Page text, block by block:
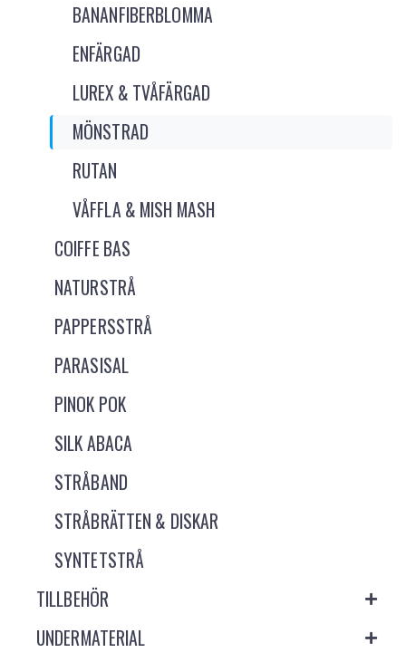
BANANFIBERBLOMMA
ENFÄRGAD
LUREX & TVÅFÄRGAD
MÖNSTRAD
RUTAN
VÅFFLA & MISH MASH
COIFFE BAS
NATURSTRÅ
PAPPERSSTRÅ
PARASISAL
PINOK POK
SILK ABACA
STRÅBAND
STRÅBRÄTTEN & DISKAR
SYNTETSTRÅ
TILLBEHÖR
UNDERMATERIAL